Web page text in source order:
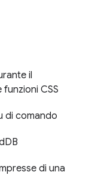
il
CSS
di comando
di una